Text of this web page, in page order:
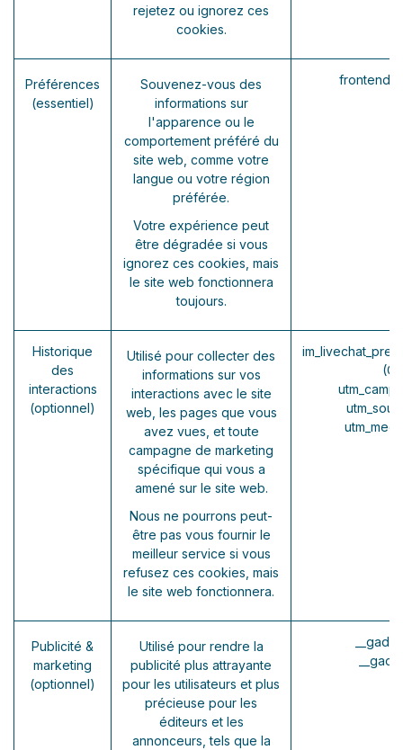
rejetez ou ignorez ces
cookies.
Préférences
(essentiel)
Souvenez-vous des
informations sur
l'apparence ou le
comportement préféré du
site web, comme votre
langue ou votre région
préférée.
Votre expérience peut
être dégradée si vous
ignorez ces cookies, mais
le site web fonctionnera
toujours.
Historique
des
interactions
(optionnel)
Utilisé pour collecter des
informations sur vos
interactions avec le site
web, les pages que vous
avez vues, et toute
campagne de marketing
spécifique qui vous a
amené sur le site web.
Nous ne pourrons peut-
être pas vous fournir le
meilleur service si vous
refusez ces cookies, mais
le site web fonctionnera.
Publicité &
marketing
(optionnel)
Utilisé pour rendre la
publicité plus attrayante
pour les utilisateurs et plus
précieuse pour les
éditeurs et les
annonceurs, tels que la
__gac